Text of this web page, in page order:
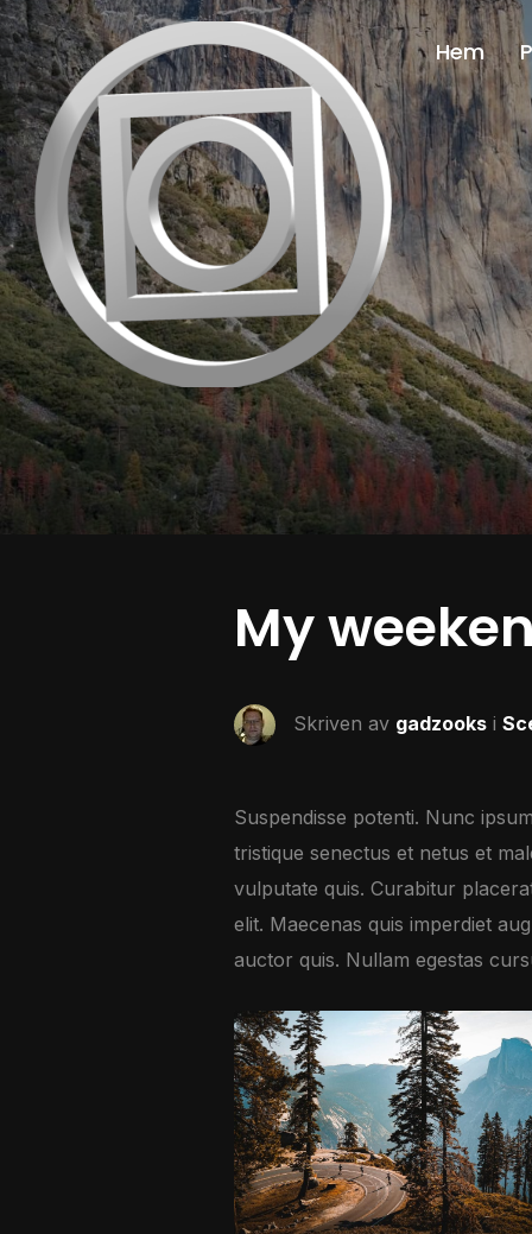
Hem
My
Skriven av gadzooks i
Suspendisse potenti. Nunc
tristique senectus et netus et
vulputate quis. Curabitur
elit. Maecenas quis imperdiet
auctor quis. Nullam egestas